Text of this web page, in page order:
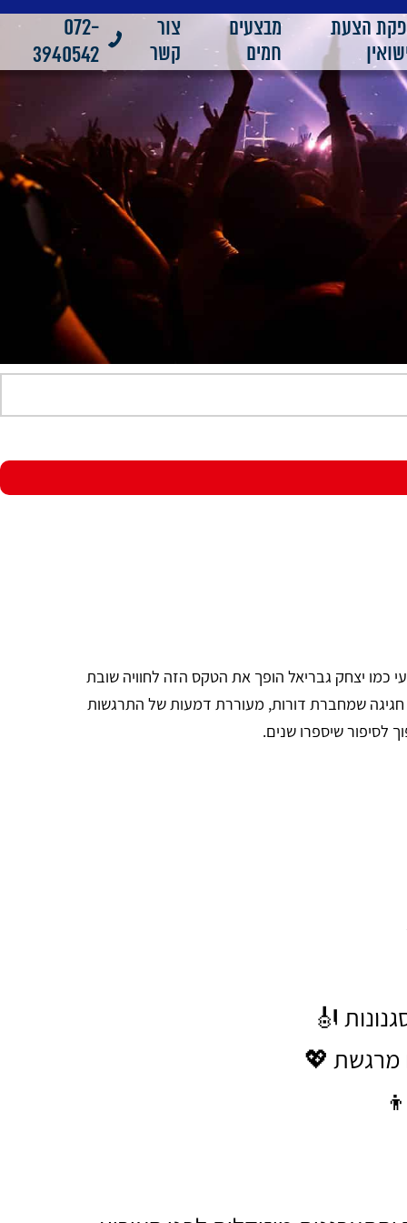
הצעת
מבצעים
חמים
צור
קשר
072-
3940542
כמו יצחק גבריאל הופך את הטקס הזה לחוויה שובת
שמחברת דורות, מעוררת דמעות של התרגשות
לסיפור שיספרו שנים.
🎻
מרגשת 💖